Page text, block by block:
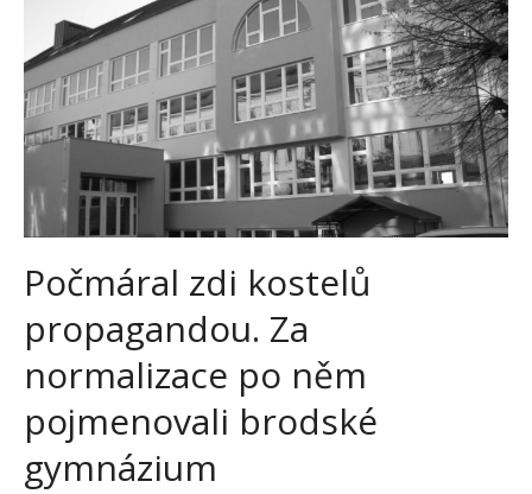
Počmáral zdi kostelů
propagandou. Za
normalizace po něm
pojmenovali brodské
gymnázium